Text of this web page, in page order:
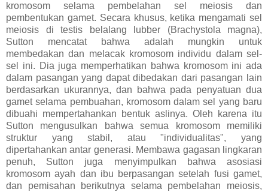
kromosom selama pembelahan sel meiosis dan
pembentukan gamet. Secara khusus, ketika mengamati sel
meiosis di testis belalang lubber (Brachystola magna),
Sutton mencatat bahwa adalah mungkin untuk
membedakan dan melacak kromosom individu dalam sel-
sel ini. Dia juga memperhatikan bahwa kromosom ini ada
dalam pasangan yang dapat dibedakan dari pasangan lain
berdasarkan ukurannya, dan bahwa pada penyatuan dua
gamet selama pembuahan, kromosom dalam sel yang baru
dibuahi mempertahankan bentuk aslinya. Oleh karena itu
Sutton mengusulkan bahwa semua kromosom memiliki
struktur yang stabil, atau "individualitas", yang
dipertahankan antar generasi. Membawa gagasan lingkaran
penuh, Sutton juga menyimpulkan bahwa asosiasi
kromosom ayah dan ibu berpasangan setelah fusi gamet,
dan pemisahan berikutnya selama pembelahan meiosis,